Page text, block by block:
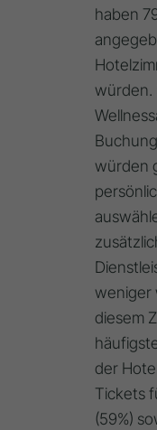
haben
würden.
würden
weniger
diesem
der
Tickets
(59%)